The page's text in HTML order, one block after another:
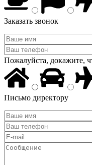
Заказать звонок
Пожалуйста, докажите,
Письмо директору